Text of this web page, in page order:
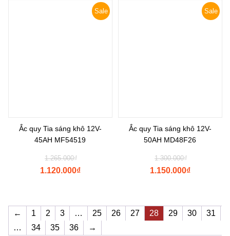
Sale
Ắc quy Tia sáng khô 12V-
45AH MF54519
₫
1.265.000
price
₫
1.120.000
is:
₫1.120.000.
Sale
Ắc quy Tia sáng khô 12V-
50AH MD48F26
₫
1.300.000
price
₫
1.150.000
is:
₫1.150.000.
← 1 2 3 … 25 26 27 28 29 30
31
…
34 35 36 →